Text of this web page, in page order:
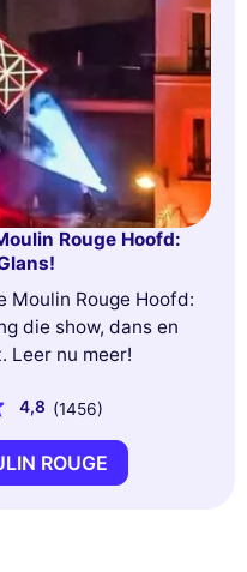
Rouge Hoofd:
Moulin Rouge Hoofd:
die show, dans en
Leer nu meer!
4,8 (1456)
ROUGE